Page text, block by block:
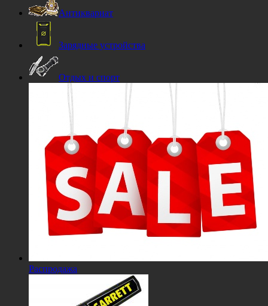
Антиквариат
Зарядные устройства
Отдых и спорт
Распродажа